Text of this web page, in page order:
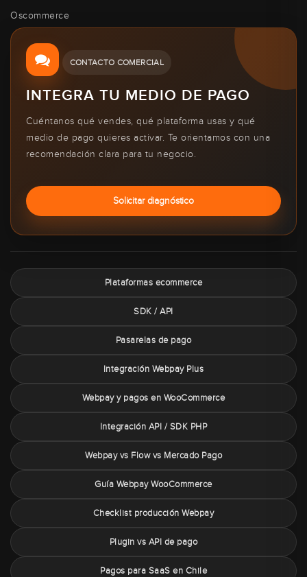
Oscommerce
CONTACTO COMERCIAL
INTEGRA TU MEDIO DE PAGO
Cuéntanos qué vendes, qué plataforma usas y qué
medio de pago quieres activar. Te orientamos con una
recomendación clara para tu negocio.
Solicitar diagnóstico
Plataformas ecommerce
SDK / API
Pasarelas de pago
Integración Webpay Plus
Webpay y pagos en WooCommerce
Integración API / SDK PHP
Webpay vs Flow vs Mercado Pago
Guía Webpay WooCommerce
Checklist producción Webpay
Plugin vs API de pago
Pagos para SaaS en Chile